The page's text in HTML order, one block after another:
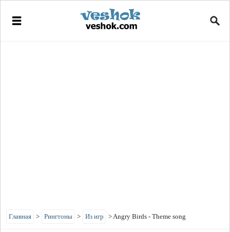
Главная > Рингтоны > Из игр >Angry Birds - Theme song